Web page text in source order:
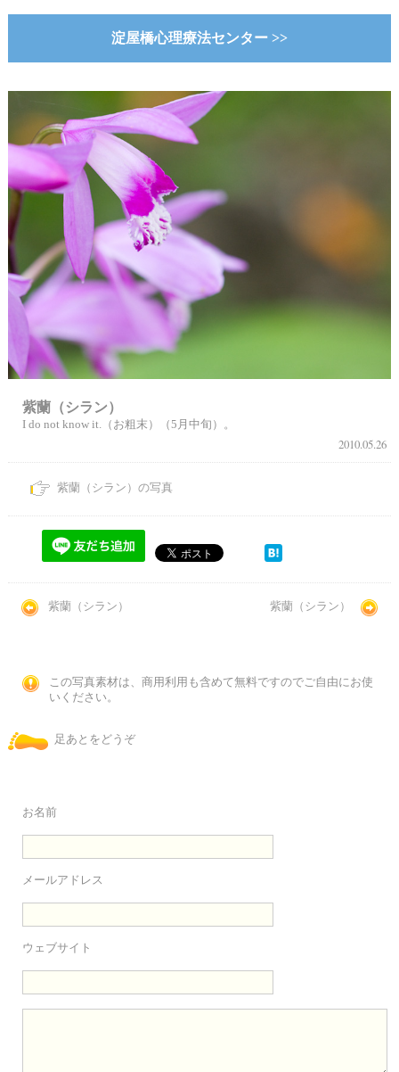
淀屋橋心理療法センター >>
紫蘭（シラン）
I do not know it.（お粗末）（5月中旬）。
2010.05.26
紫蘭（シラン）の写真
紫蘭（シラン） 紫蘭（シラン）
この写真素材は、商用利用も含めて無料ですのでご自由にお使
いください。
足あとをどうぞ
お名前
メールアドレス
ウェブサイト